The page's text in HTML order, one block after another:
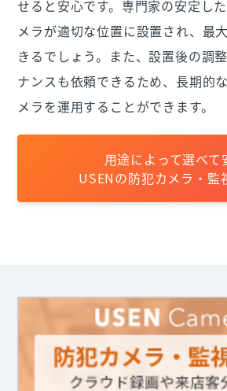
せると安心です。専門家の安定し
メラが適切な位置に設置され、最
きるでしょう。また、設置後の調
ナンスも依頼できるため、長期的
メラを運用することができます。
用途によって選べて
USENの防犯カメラ・監